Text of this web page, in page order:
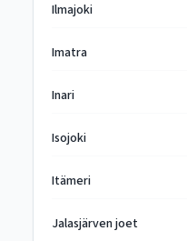
Ilmajoki
Imatra
Inari
Isojoki
Itämeri
Jalasjärven joet